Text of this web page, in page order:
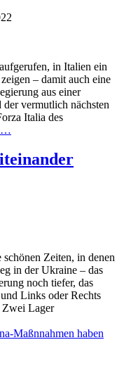
in Italien ein
– damit auch eine
aus einer
vermutlich nächsten
Italia des
…
Zeiten, in denen
in der Ukraine – das
noch tiefer, das
Links oder Rechts
Zwei Lager